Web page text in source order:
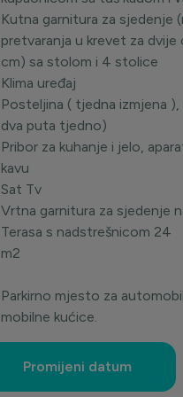
Kutna garnitura za sjedenje
pretvaranja u krevet za dvije
cm) sa stolom i 4 stolice
Klima uređaj
Posteljina ( tjedna izmjena
dva puta tjedno)
Pribor za kuhanje i jelo,
kavu
Sat Tv
Vrtna garnitura za sjedenje
Terasa s nadstrešnicom 24
Parkirno mjesto za
mobilne kućice.
Promijeni datum